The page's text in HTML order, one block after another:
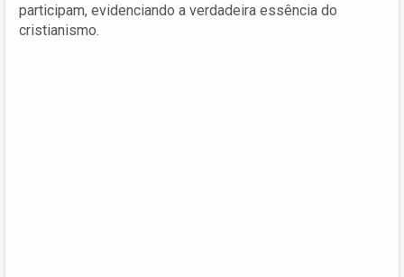
participam, evidenciando a verdadeira essência do
cristianismo.